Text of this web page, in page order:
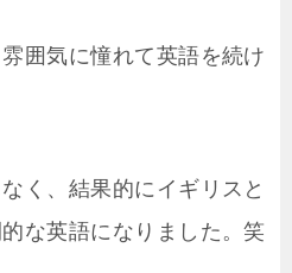
囲気に憧れて英語を続け
く、結果的にイギリスと
な英語になりました。笑